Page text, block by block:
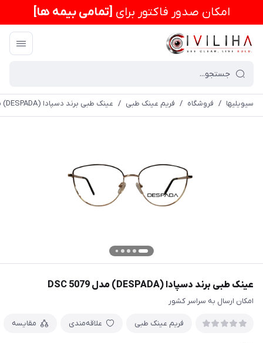
امكان صدور فاکتور برای [تمامی بیمه ها]
سیویلیها / فروشگاه / فریم عینک طبی / عینک طبی برند دسپادا (DESPADA) مدل DSC 5079
عینک طبی برند دسپادا (DESPADA) مدل DSC 5079
امکان ارسال به سراسر کشور
فریم عینک طبی علاقه‌مندی مقایسه